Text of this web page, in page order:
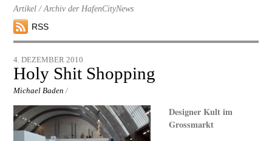
Artikel / Archiv der HafenCityNews
RSS
4. DEZEMBER 2010
Holy Shit Shopping
Michael Baden /
Designer Kult im
Grossmarkt